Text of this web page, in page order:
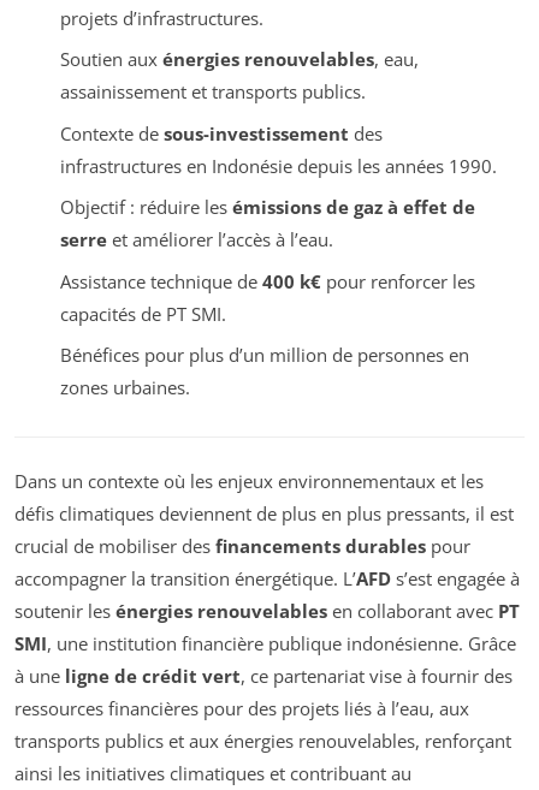
projets d’infrastructures.
Soutien aux énergies renouvelables, eau,
assainissement et transports publics.
Contexte de sous-investissement des
infrastructures en Indonésie depuis les années 1990.
Objectif : réduire les émissions de gaz à effet de
serreet améliorer l’accès à l’eau.
Assistance technique de 400 k€pour renforcer les
capacités de PT SMI.
Bénéfices pour plus d’un million de personnes en
zones urbaines.
Dans un contexte où les enjeux environnementaux et les
défis climatiques deviennent de plus en plus pressants, il est
crucial de mobiliser des financements durables pour
accompagner la transition énergétique. L’AFD s’est engagée à
soutenir les énergies renouvelables en collaborant avec PT
SMI, une institution financière publique indonésienne. Grâce
à une ligne de crédit vert, ce partenariat vise à fournir des
ressources financières pour des projets liés à l’eau, aux
transports publics et aux énergies renouvelables, renforçant
ainsi les initiatives climatiques et contribuant au